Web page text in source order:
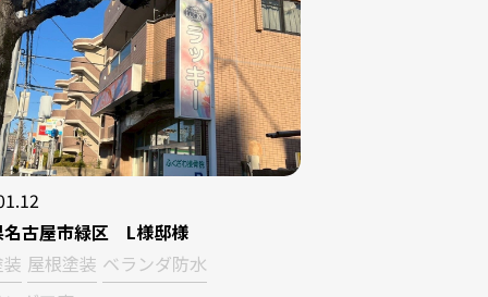
名古屋市緑区 L様邸様
屋根塗装 ベランダ防水